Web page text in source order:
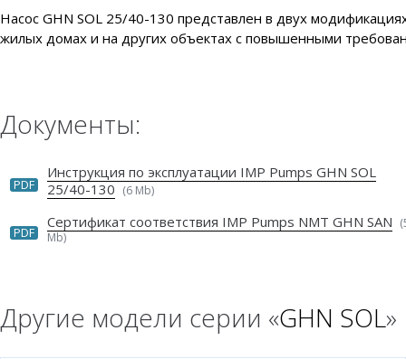
Насос GHN SOL 25/40-130 представлен в двух
жилых домах и на других объектах с повышенными
Документы:
PDF
Инструкция по эксплуатации IMP Pumps GHN SOL
25/40-130 (6 Mb)
PDF
Сертификат соответствия IMP Pumps NMT GHN SAN
Mb)
Другие модели серии «GHN SOL»